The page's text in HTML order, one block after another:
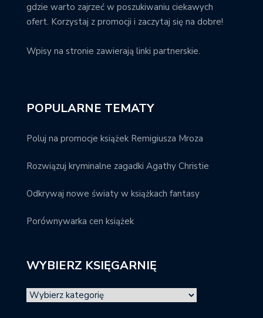
gdzie warto zajrzeć w poszukiwaniu ciekawych
ofert. Korzystaj z promocji i zaczytaj się na dobre!
Wpisy na stronie zawierają linki partnerskie.
POPULARNE TEMATY
Poluj na promocje książek Remigiusza Mroza
Rozwiązuj kryminalne zagadki Agathy Christie
Odkrywaj nowe światy w książkach fantasy
Porównywarka cen książek
WYBIERZ KSIĘGARNIĘ